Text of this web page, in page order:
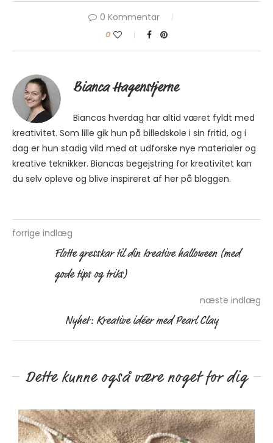
0 Kommentar
0
Bianca Hagenstjerne
Biancas hverdag har altid været fyldt med
kreativitet. Som lille gik hun på billedskole i sin fritid, og i
dag er hun stadig vild med at udforske nye materialer og
kreative teknikker. Biancas begejstring for kreativitet kan
du selv opleve og blive inspireret af her på bloggen.
forrige indlæg
Flotte gresskar til din kreative halloween (med
gode tips og triks)
næste indlæg
Nyhet: Kreative idéer med Pearl Clay
Dette kunne også være noget for dig